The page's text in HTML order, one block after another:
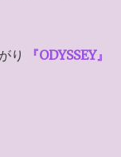
り
『ODYSSEY』